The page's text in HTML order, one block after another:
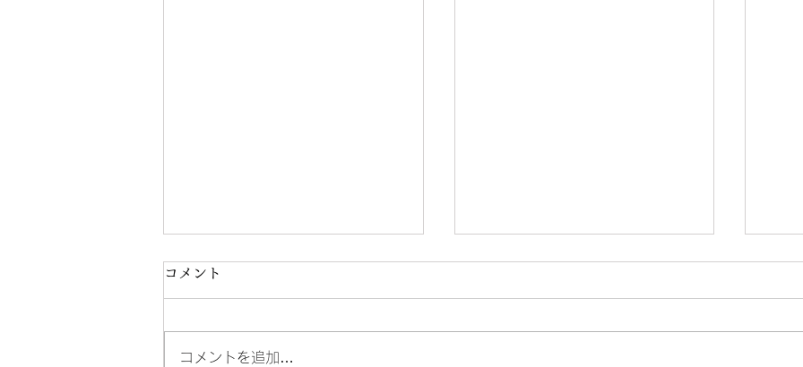
コメント
コメントを追加…